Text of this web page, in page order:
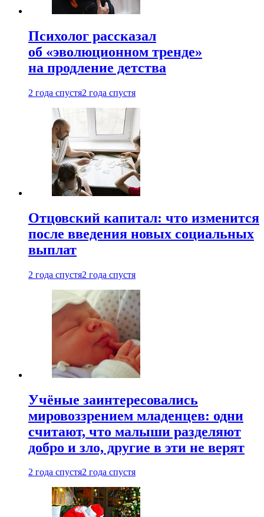
Психолог рассказал
об «эволюционном тренде»
на продление детства
2 года спустя2 года спустя
Отцовский капитал: что изменится
после введения новых социальных
выплат
2 года спустя2 года спустя
Учёные заинтересовались
мировоззрением младенцев: одни
считают, что малыши разделяют
добро и зло, другие в эти не верят
2 года спустя2 года спустя